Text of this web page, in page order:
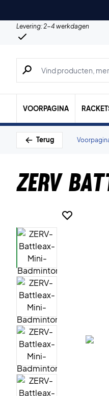
Levering: 2-4 werkdagen
Zoeken naar
VOORPAGINA
Terug
ZERV